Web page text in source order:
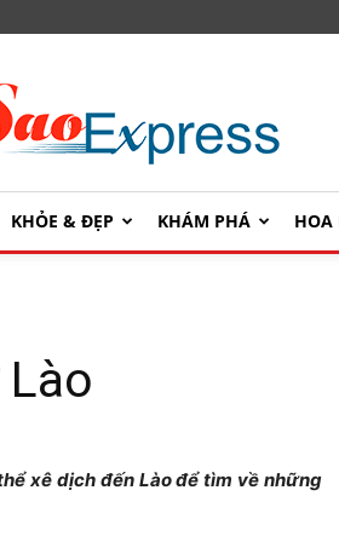
SaoExpress
KHỎE & ĐẸP KHÁM PHÁ HOA
xê dịch đến Lào để tìm về những